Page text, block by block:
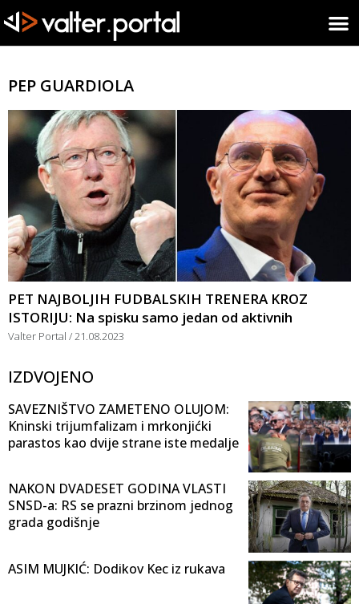
PEP GUARDIOLA
PET NAJBOLJIH FUDBALSKIH TRENERA KROZ
ISTORIJU: Na spisku samo jedan od aktivnih
Valter Portal 21.08.2023
IZDVOJENO
SAVEZNIŠTVO ZAMETENO OLUJOM:
Kninski trijumfalizam i mrkonjićki
parastos kao dvije strane iste medalje
NAKON DVADESET GODINA VLASTI
SNSD-a: RS se prazni brzinom jednog
grada godišnje
ASIM MUJKIĆ: Dodikov Kec iz rukava